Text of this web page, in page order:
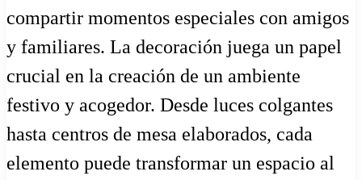
compartir momentos especiales con amigos
y familiares. La decoración juega un papel
crucial en la creación de un ambiente
festivo y acogedor. Desde luces colgantes
hasta centros de mesa elaborados, cada
elemento puede transformar un espacio al